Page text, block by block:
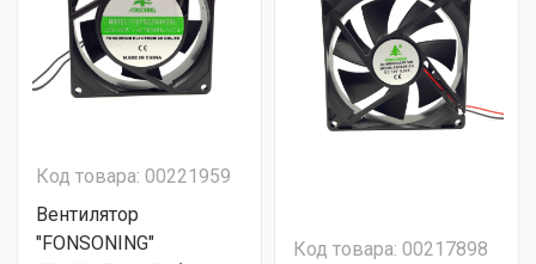
Код товара: 00221959
Вентилятор
"FONSONING"
Код товара: 00217898